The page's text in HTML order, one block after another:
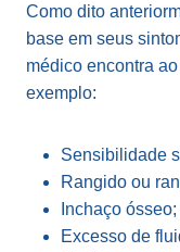
Como dito
base em seus
médico encontra ao
exemplo:
Sensibilidade
Rangido ou
Inchaço ósseo;
Excesso de